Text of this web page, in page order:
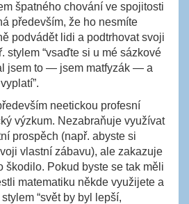
špatného chování ve spojitosti
především, že ho nesmíte
podvádět lidi a podtrhovat svoji
stylem “vsaďte si u mé sázkové
jsem to — jsem matfyzák — a
neetickou profesní
výzkum. Nezabraňuje využívat
prospěch (např. abyste si
vlastní zábavu), ale zakazuje
škodilo. Pokud byste se tak měli
matematiku někde využijete a
“svět by byl lepší,